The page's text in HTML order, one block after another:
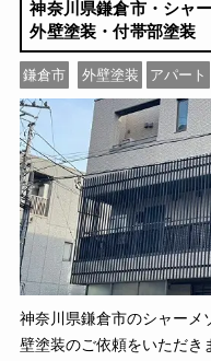
神奈川県鎌倉市・シャ
外壁塗装・付帯部塗装
鎌倉市 外壁塗装 アパート
神奈川県鎌倉市のシャーメ
壁塗装のご依頼をいただき